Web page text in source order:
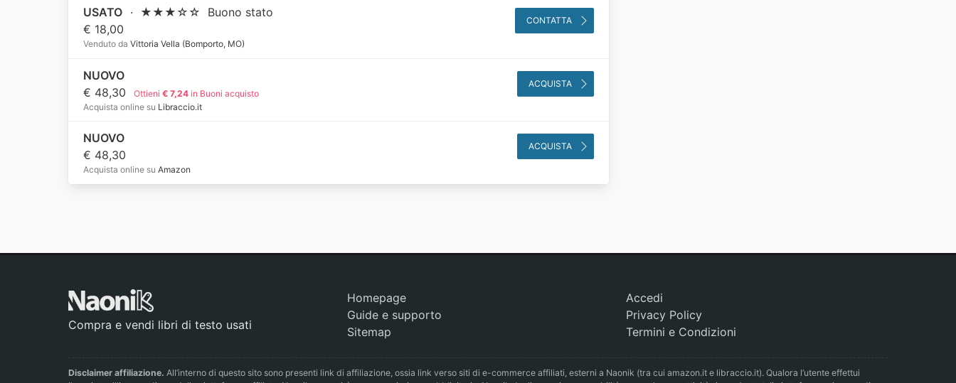
USATO · ★★★☆☆
Buono stato
€ 18,00
Venduto da Vittoria Vella (Bomporto, MO)
CONTATTA
NUOVO
€ 48,30
Ottieni € 7,24in Buoni acquisto
Acquista online su Libraccio.it
ACQUISTA
NUOVO
€ 48,30
Acquista online su Amazon
ACQUISTA
Compra e vendi libri di testo usati
Homepage
Guide e supporto
Sitemap
Accedi
Privacy Policy
Termini e Condizioni